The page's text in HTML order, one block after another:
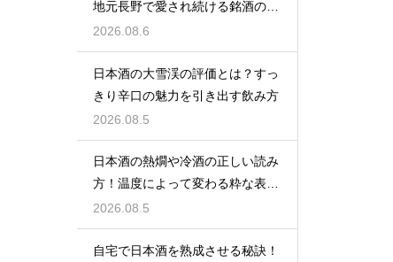
地元長野で愛され続ける銘酒の魅
力
2026.08.6
日本酒の大雪渓の評価とは？すっ
きり辛口の魅力を引き出す飲み方
2026.08.5
日本酒の熱燗や冷酒の正しい読み
方！温度によって変わる粋な表現
を徹底解説
2026.08.5
自宅で日本酒を熟成させる秘訣！